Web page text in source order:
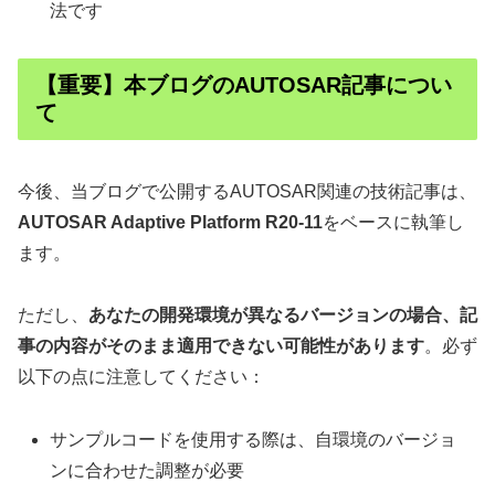
法です
【重要】本ブログのAUTOSAR記事につい
て
今後、当ブログで公開するAUTOSAR関連の技術記事は、
AUTOSAR Adaptive Platform R20-11をベースに執筆し
ます。
ただし、 あなたの開発環境が異なるバージョンの場合、記
事の内容がそのまま適用できない可能性があります。必ず
以下の点に注意してください：
サンプルコードを使用する際は、自環境のバージョ
ンに合わせた調整が必要